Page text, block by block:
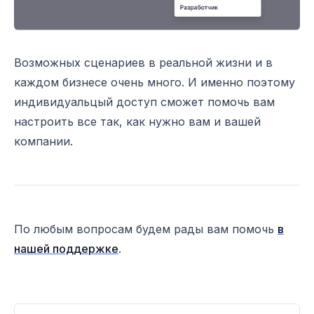
Возможных сценариев в реальной жизни и в
каждом бизнесе очень много. И именно поэтому
индивидуальцый доступ сможет помочь вам
настроить все так, как нужно вам и вашей
компании.
По любым вопросам будем рады вам помочь в
нашей поддержке.